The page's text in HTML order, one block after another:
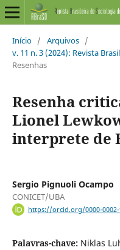
Início / Arquivos /
v. 11 n. 3 (2024): Revista
Resenhas
Resenha
Lionel
interprete de
Sergio Pignuoli Ocampo
CONICET/UBA
https://orcid.org/0000-0002-
Palavras-chave: Niklas